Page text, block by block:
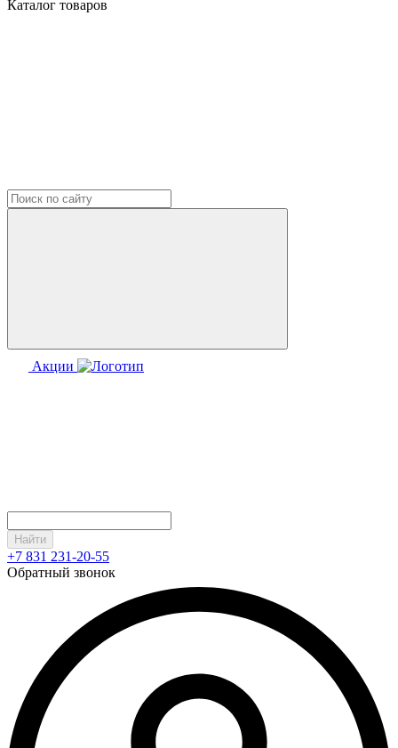
Каталог товаров
Акции
Найти
+7 831 231-20-55
Обратный звонок